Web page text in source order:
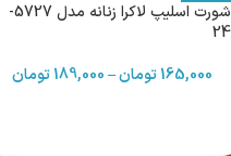
شورت اسلیپ لاکرا زنانه مدل 5727-
24
165,000تومان–
189,000تومان